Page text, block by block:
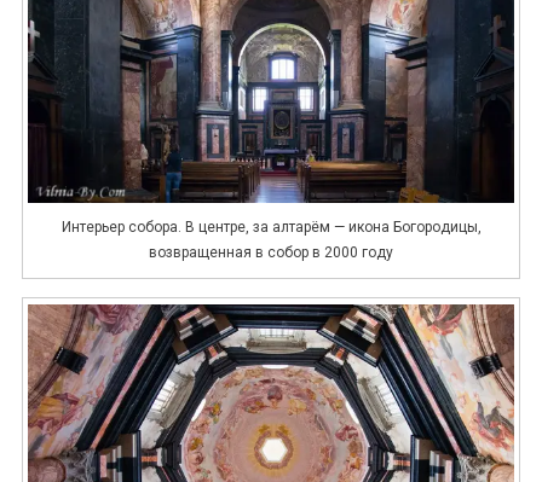
Интерьер собора. В центре, за алтарём — икона Богородицы,
возвращенная в собор в 2000 году